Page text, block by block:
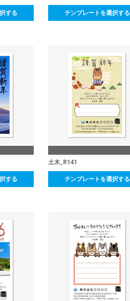
する テンプレートを選択する
する
土木_R141
テンプレートを選択する